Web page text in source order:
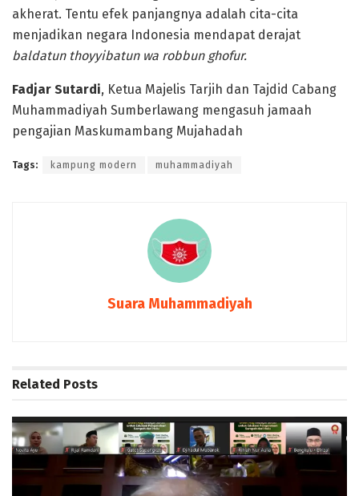
akherat. Tentu efek panjangnya adalah cita-cita
menjadikan negara Indonesia mendapat derajat
baldatun thoyyibatun wa robbun ghofur.
Fadjar Sutardi, Ketua Majelis Tarjih dan Tajdid Cabang
Muhammadiyah Sumberlawang mengasuh jamaah
pengajian Maskumambang Mujahadah
Tags: kampung modern muhammadiyah
Suara Muhammadiyah
Related Posts